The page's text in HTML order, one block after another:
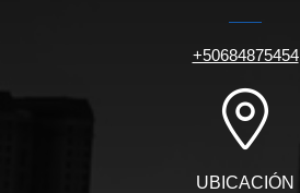
+50684875454
UBICACIÓN